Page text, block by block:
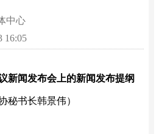
中心
16:05
新闻发布会上的新闻发布提纲
秘书长韩景伟）